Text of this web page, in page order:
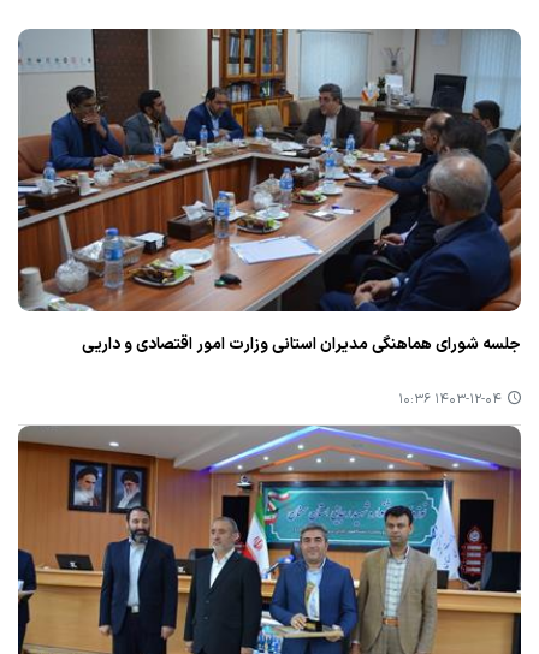
جلسه شورای هماهنگی مدیران استانی وزارت امور اقتصادی و داریی
۱۴۰۳-۱۲-۰۴ ۱۰:۳۶